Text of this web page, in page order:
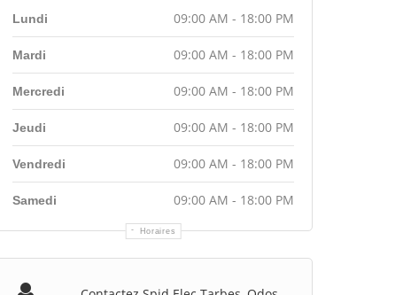
Horaires
Lundi 09:00 AM - 18:00 PM
Mardi 09:00 AM - 18:00 PM
Mercredi 09:00 AM - 18:00 PM
Jeudi 09:00 AM - 18:00 PM
Vendredi 09:00 AM - 18:00 PM
Samedi 09:00 AM - 18:00 PM